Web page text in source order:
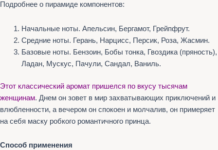
Подробнее о пирамиде компонентов:
Начальные ноты. Апельсин, Бергамот, Грейпфрут.
Средние ноты. Герань, Нарцисс, Персик, Роза, Жасмин.
Базовые ноты. Бензоин, Бобы тонка, Гвоздика (пряность),
Ладан, Мускус, Пачули, Сандал, Ваниль.
Этот классический аромат пришелся по вкусу тысячам
женщинам. Днем он зовет в мир захватывающих приключений и
влюбленности, а вечером он спокоен и молчалив, он примеряет
на себя маску робкого романтичного принца.
Способ применения